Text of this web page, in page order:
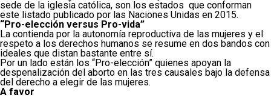
sede de la iglesia católica, son los estados que conforman
este listado publicado por las Naciones Unidas en 2015.
“Pro-elección versus Pro-vida”
La contienda por la autonomía reproductiva de las mujeres y el
respeto a los derechos humanos se resume en dos bandos con
ideales que distan bastante entre sí.
Por un lado están los “Pro-elección” quienes apoyan la
despenalización del aborto en las tres causales bajo la defensa
del derecho a elegir de las mujeres.
A favor